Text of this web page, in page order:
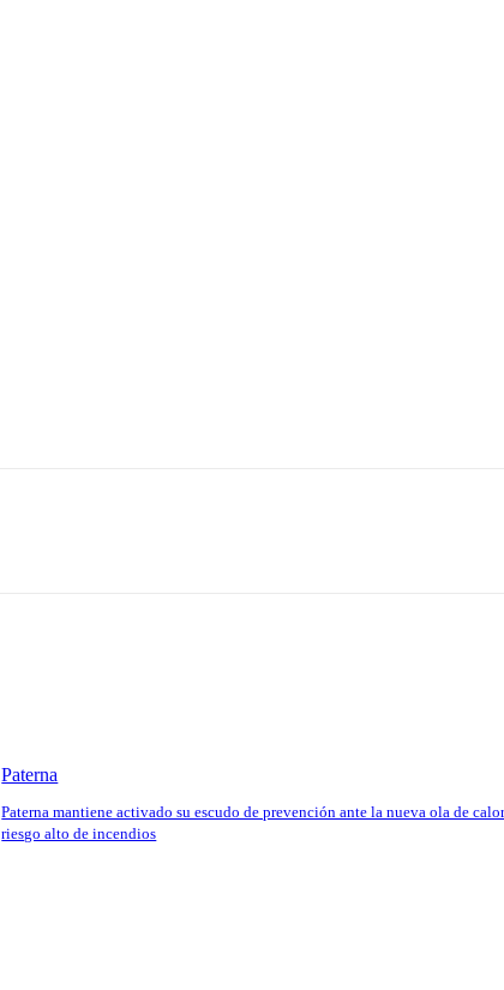
Paterna
Paterna mantiene activado su escudo de prevención ante la nueva ola de
riesgo alto de incendios